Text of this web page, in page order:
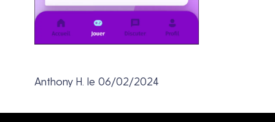
Anthony H. le 06/02/2024